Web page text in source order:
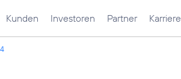
Kunden Investoren Partner Karriere